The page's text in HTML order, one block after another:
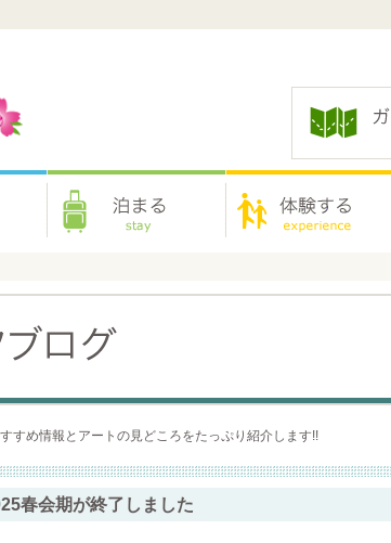
すめ情報とアートの見どころをたっぷり紹介します!!
春会期が終了しました